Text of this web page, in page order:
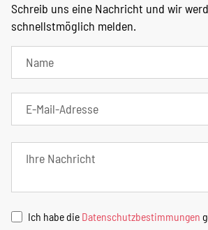
Schreib uns eine Nachricht und wir
schnellstmöglich melden.
Ich habe die Datenschutzbestimmungen